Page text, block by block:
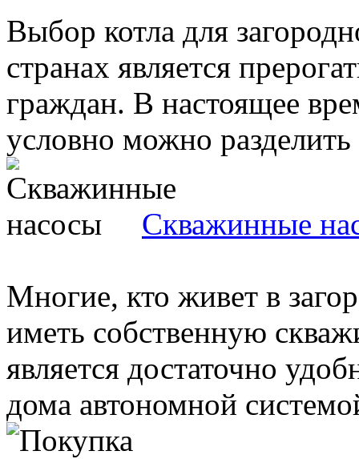
Выбор котла для
странах является
граждан. В настоящее
условно можно разделить
Скважинные
Многие, кто живет в
иметь собственную
является достаточно
дома автономной